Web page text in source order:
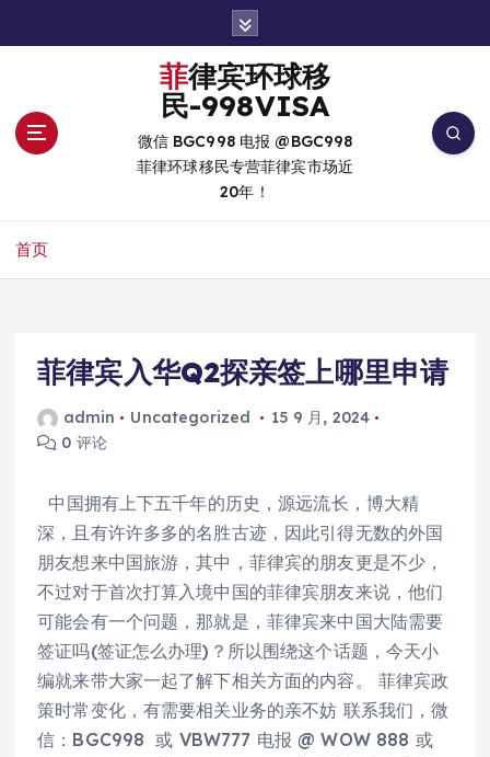
菲律宾环球移
民-998VISA
微信 BGC998 电报 @BGC998
菲律环球移民专营菲律宾市场近
20年！
首页
菲律宾入华Q2探亲签上哪里申请
admin Uncategorized
15 9 月, 2024
0 评论
中国拥有上下五千年的历史，源远流长，博大精
深，且有许许多多的名胜古迹，因此引得无数的外国
朋友想来中国旅游，其中，菲律宾的朋友更是不少，
不过对于首次打算入境中国的菲律宾朋友来说，他们
可能会有一个问题，那就是，菲律宾来中国大陆需要
签证吗(签证怎么办理)？所以围绕这个话题，今天小
编就来带大家一起了解下相关方面的内容。 菲律宾政
策时常变化，有需要相关业务的亲不妨 联系我们，微
信：BGC998 或 VBW777 电报 @ WOW 888 或